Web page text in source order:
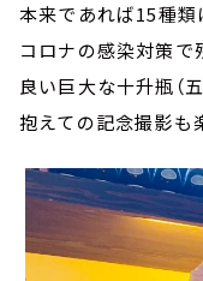
本来であれば15種類
コロナの感染対策で
良い巨大な十升瓶（
抱えての記念撮影も